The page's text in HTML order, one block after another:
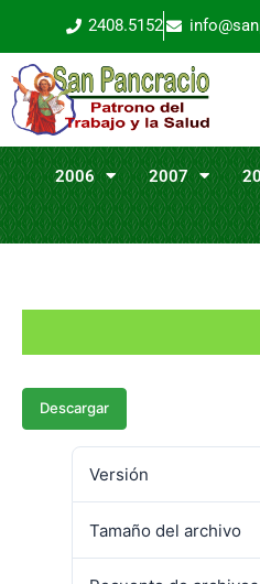
2408.5152
contenido
2006 2007
Descargar
Versión
Tamaño del archivo